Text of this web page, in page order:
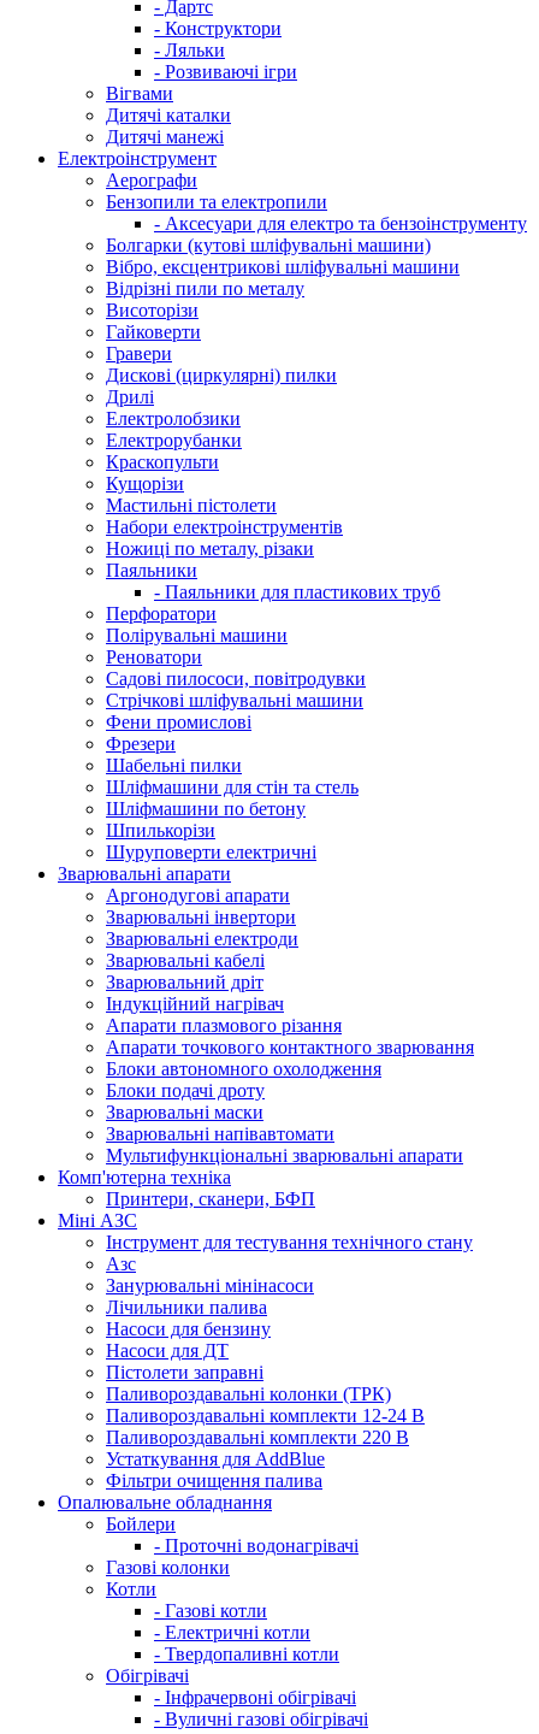
- Дартс
- Конструктори
- Ляльки
- Розвиваючі ігри
Вігвами
Дитячі каталки
Дитячі манежі
Електроінструмент
Аерографи
Бензопили та електропили
- Аксесуари для електро та бензоінструменту
Болгарки (кутові шліфувальні машини)
Вібро, ексцентрикові шліфувальні машини
Відрізні пили по металу
Висоторізи
Гайковерти
Гравери
Дискові (циркулярні) пилки
Дрилі
Електролобзики
Електрорубанки
Краскопульти
Кущорізи
Мастильні пістолети
Набори електроінструментів
Ножиці по металу, різаки
Паяльники
- Паяльники для пластикових труб
Перфоратори
Полірувальні машини
Реноватори
Садові пилососи, повітродувки
Стрічкові шліфувальні машини
Фени промислові
Фрезери
Шабельні пилки
Шліфмашини для стін та стель
Шліфмашини по бетону
Шпилькорізи
Шуруповерти електричні
Зварювальні апарати
Аргонодугові апарати
Зварювальні інвертори
Зварювальні електроди
Зварювальні кабелі
Зварювальний дріт
Індукційний нагрівач
Апарати плазмового різання
Апарати точкового контактного зварювання
Блоки автономного охолодження
Блоки подачі дроту
Зварювальні маски
Зварювальні напівавтомати
Мультифункціональні зварювальні апарати
Комп'ютерна техніка
Принтери, сканери, БФП
Міні АЗС
Інструмент для тестування технічного стану
Азс
Занурювальні мінінасоси
Лічильники палива
Насоси для бензину
Насоси для ДТ
Пістолети заправні
Паливороздавальні колонки (ТРК)
Паливороздавальні комплекти 12-24 В
Паливороздавальні комплекти 220 В
Устаткування для AddBlue
Фільтри очищення палива
Опалювальне обладнання
Бойлери
- Проточні водонагрівачі
Газові колонки
Котли
- Газові котли
- Електричні котли
- Твердопаливні котли
Обігрівачі
- Інфрачервоні обігрівачі
- Вуличні газові обігрівачі